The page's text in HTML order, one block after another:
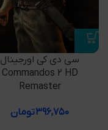
سی دی کی اورجینال
Commandos 2 HD
Remaster
۳۹۶,۷۵۰تومان